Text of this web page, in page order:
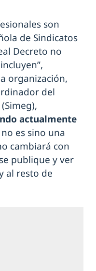
son
de Sindicatos
Decreto no
organización,
del
actualmente
es sino una
cambiará con
publique y ver
al resto de